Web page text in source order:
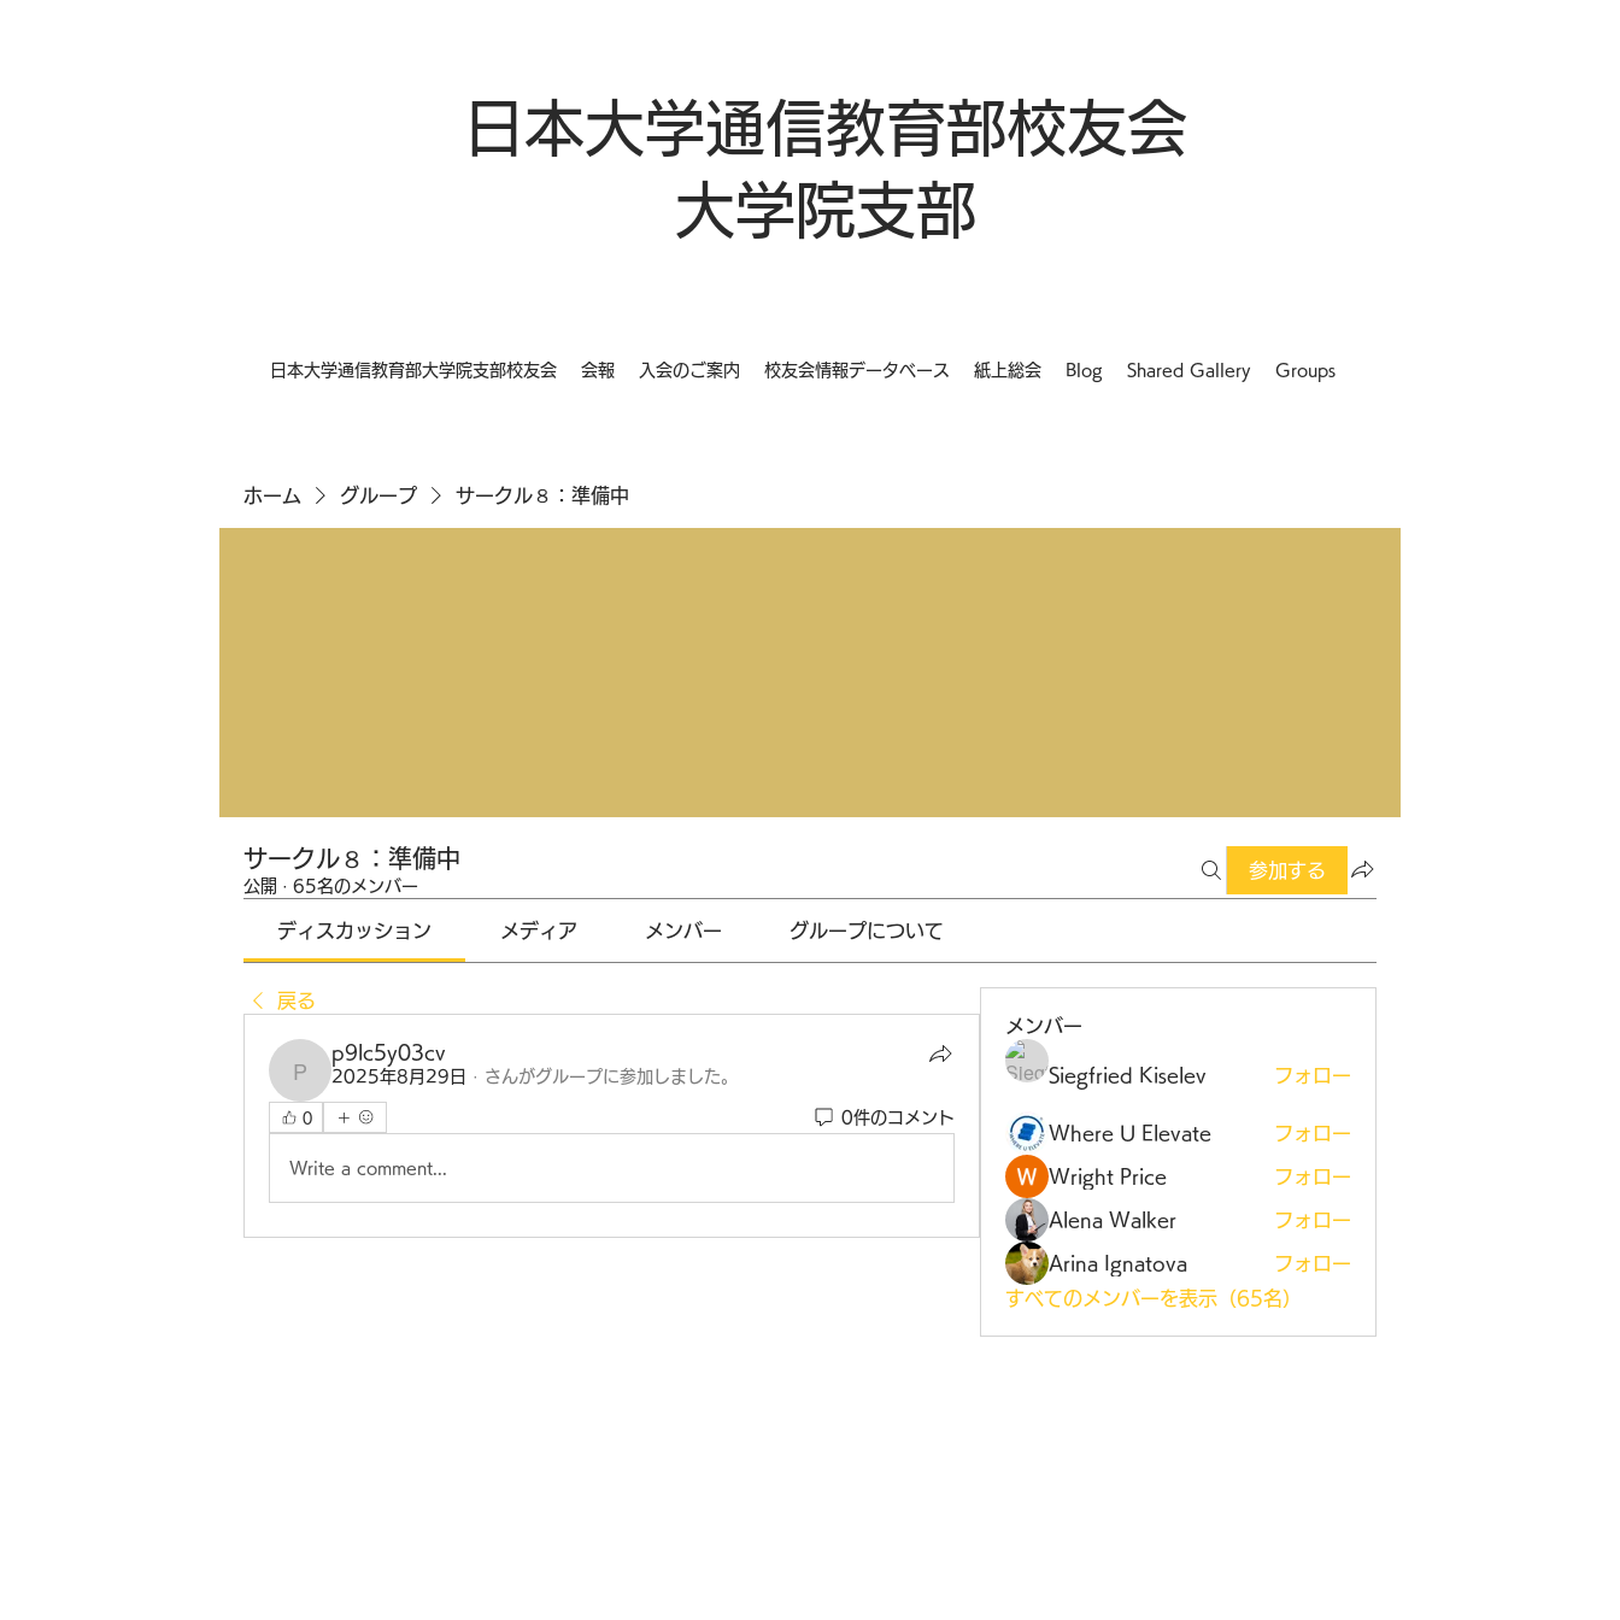
日本大学通信教育部校友会
大学院支部
日本大学通信教育部大学院支部校友会 会報 入会のご案内 校友会情報データベース 紙上総会 Blog Shared Gallery Groups
ホーム グループ サークル８：準備中
サークル８：準備中
公開 · 65名のメンバー
参加する
ディスカッション メディア メンバー グループについて
戻る
p9lc5y03cv
p9lc5y03cv
2025年8月29日 · さんがグループに参加しました。
0 0件のコメント
Write a comment...
メンバー
Siegfried Kiselev フォロー
Where U Elevate フォロー
Wright Price フォロー
Alena Walker フォロー
Arina Ignatova
フォロー
すべてのメンバーを表示（65名）